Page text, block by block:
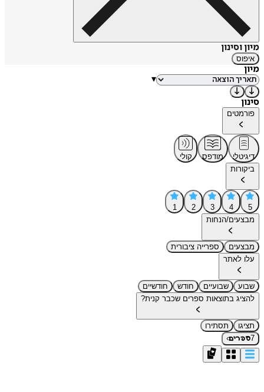
מיון וסינון
איפוס
מיון
▾
סינון
פורמטים
דיגיטלי מודפס
קולי
ביקורות
5
4
3
2
1
מבצעים/הנחות
מבצעים
ספרייה ציבורית
עלו לאתר
שבוע שבועיים חודש
חודשיים
להציג בתוצאות ספרים שכבר קנית?
תציגו
תסתירו
7ספרים›